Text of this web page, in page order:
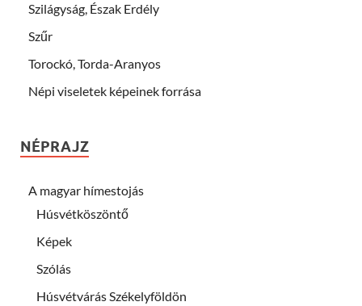
Szilágyság, Észak Erdély
Szűr
Torockó, Torda-Aranyos
Népi viseletek képeinek forrása
NÉPRAJZ
A magyar hímestojás
Húsvétköszöntő
Képek
Szólás
Húsvétvárás Székelyföldön